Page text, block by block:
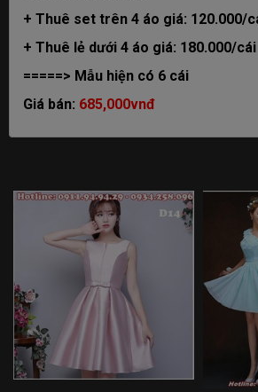
+ Thuê set trên 4 áo giá: 120.000/
+ Thuê lẻ dưới 4 áo giá: 180.000/cái
=====> Mẫu hiện có 6 cái
Giá bán: 685,000vnđ